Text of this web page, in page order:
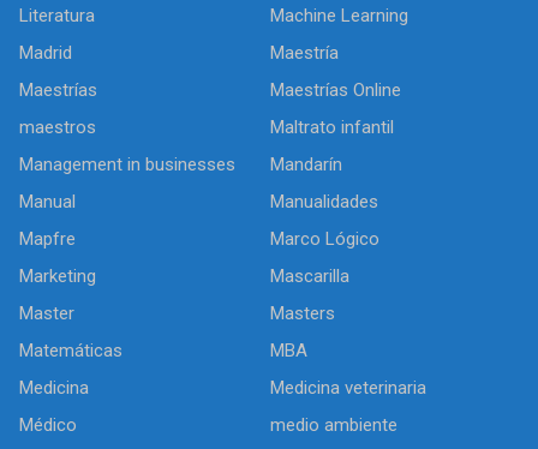
Literatura
Machine Learning
Madrid
Maestría
Maestrías
Maestrías Online
maestros
Maltrato infantil
Management in businesses
Mandarín
Manual
Manualidades
Mapfre
Marco Lógico
Marketing
Mascarilla
Master
Masters
Matemáticas
MBA
Medicina
Medicina veterinaria
Médico
medio ambiente